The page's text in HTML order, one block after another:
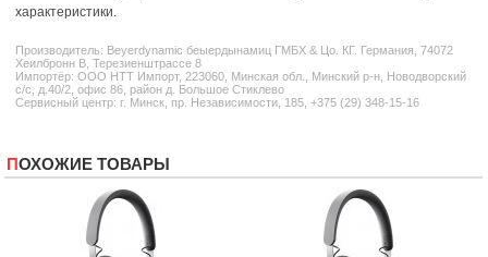
характеристики.
Производитель: Beyerdynamic беыердынамиц ГМБХ & Цо. КГ. Германия, 74072
Хеилбронн В, Терезиенштрассе 8
Импортёр: ООО НТТ Импорт, 223060, Минская обл., Минский р-н, Новодворский
с/с, д.40/2, офис 86, район д. Большое Стиклево
Сервисный центр: г. Минск, пр. Независимости, 185, +375 (29) 348-15-16
ПОХОЖИЕ ТОВАРЫ